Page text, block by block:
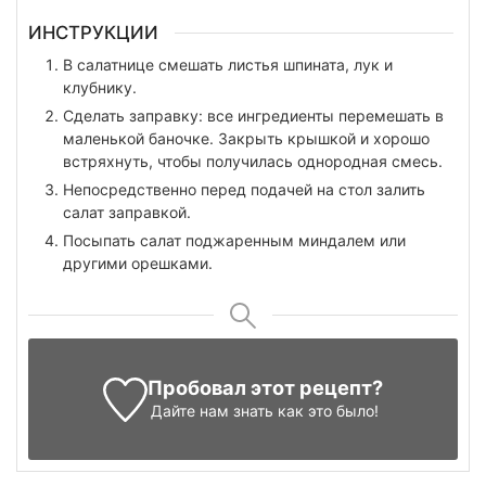
ИНСТРУКЦИИ
В салатнице смешать листья шпината, лук и
клубнику.
Сделать заправку: все ингредиенты перемешать в
маленькой баночке. Закрыть крышкой и хорошо
встряхнуть, чтобы получилась однородная смесь.
Непосредственно перед подачей на стол залить
салат заправкой.
Посыпать салат поджаренным миндалем или
другими орешками.
Пробовал этот рецепт?
Дайте нам знать как это было!